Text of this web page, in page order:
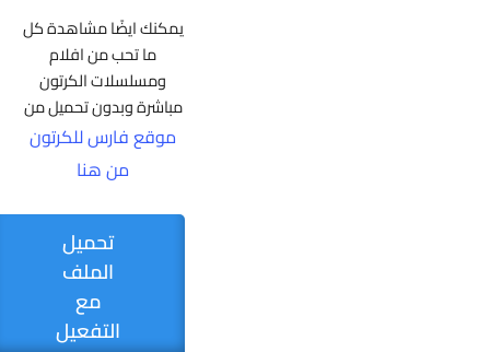
يمكنك ايضًا مشاهدة كل
ما تحب من افلام
ومسلسلات الكرتون
مباشرة وبدون تحميل من
موقع فارس للكرتون
من هنا
تحميل
الملف
مع
التفعيل